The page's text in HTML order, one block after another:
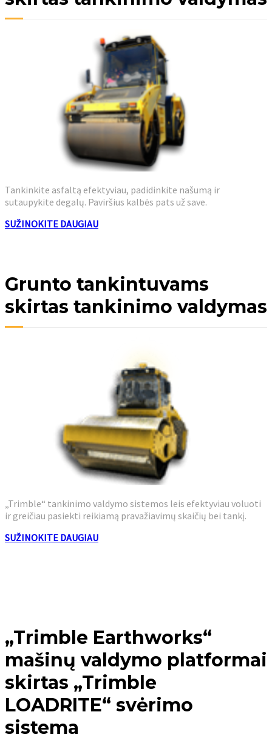
Tankinkite asfaltą efektyviau, padidinkite našumą ir
sutaupykite degalų. Paviršius kalbės pats už save.
SUŽINOKITE DAUGIAU
Grunto tankintuvams
skirtas tankinimo valdymas
„Trimble“ tankinimo valdymo sistemos leis efektyviau voluoti
ir greičiau pasiekti reikiamą pravažiavimų skaičių bei tankį.
SUŽINOKITE DAUGIAU
„Trimble Earthworks“
mašinų valdymo platformai
skirtas „Trimble
LOADRITE“ svėrimo
sistema